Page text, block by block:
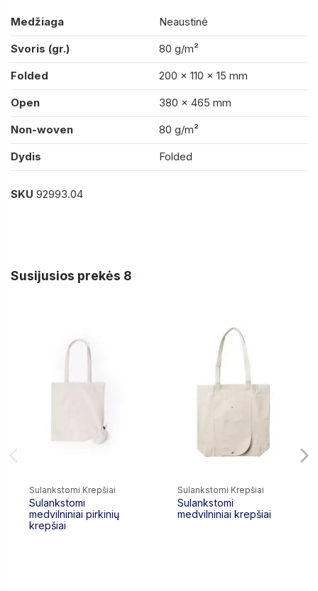
Medžiaga
Neaustinė
Svoris (gr.)
80 g/m²
Folded
200 x 110 x 15 mm
Open
380 x 465 mm
Non-woven
80 g/m²
Dydis
Folded
SKU 92993.04
Susijusios prekės 8
Sulankstomi Krepšiai
Sulankstomi
medvilniniai pirkinių
krepšiai
Sulankstomi Krepšiai
Sulankstomi
medvilniniai krepšiai